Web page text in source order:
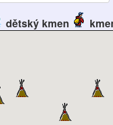
dětský kmen